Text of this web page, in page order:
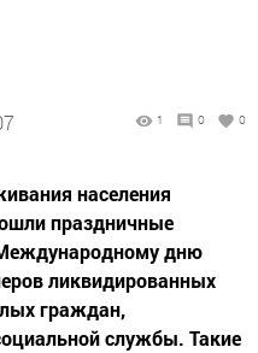
1 0 0
населения
праздничные
дню
ликвидированных
граждан,
службы. Такие